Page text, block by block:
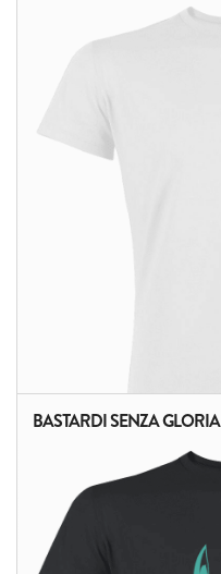
ALTRI PRODOTTI:
BASTARDI SENZA GLORIA